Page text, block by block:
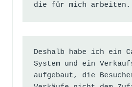
die für mich arbeiten.
Deshalb habe ich ein
System und ein
aufgebaut, die